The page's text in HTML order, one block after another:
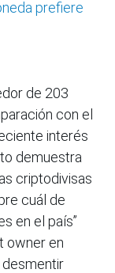
prefiere
de 203
con el
interés
demuestra
criptodivisas
cuál de
en el país”
owner en
desmentir